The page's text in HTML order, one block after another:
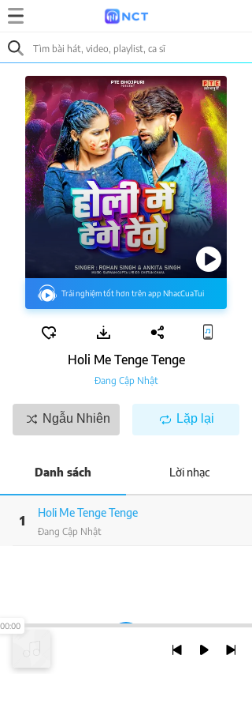
Trải nghiệm tốt hơn trên app NhacCuaTui
Holi Me Tenge Tenge
Đang Cập Nhật
Ngẫu Nhiên Lặp lại
Danh sách Lời nhạc
1
Holi Me Tenge Tenge
Đang Cập Nhật
00:00